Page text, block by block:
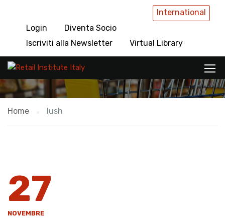
International
Login
Diventa Socio
Iscriviti alla Newsletter
Virtual Library
lush
Home lush
27
NOVEMBRE